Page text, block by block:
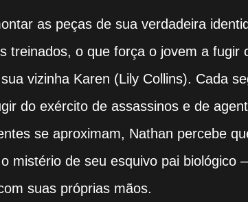
as peças de sua verdadeira
treinados, o que força o jovem a fugir
vizinha Karen (Lily Collins). Cada
do exército de assassinos e de
se aproximam, Nathan percebe
mistério de seu esquivo pai biológico
suas próprias mãos.